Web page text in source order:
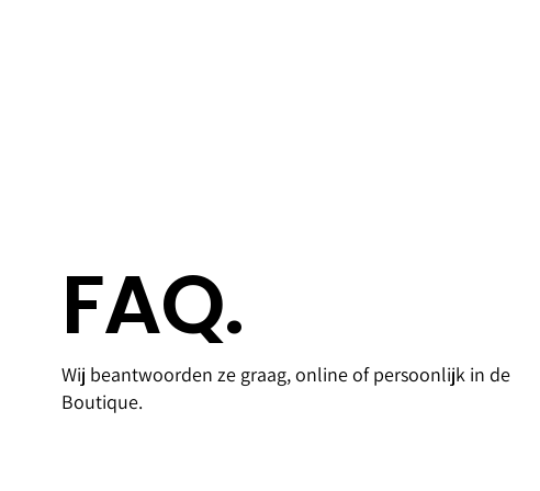
Access
oires
Goldfield &
Banks
FAQ.
Wij beantwoorden ze graag, online of persoonlijk in de
Boutique.